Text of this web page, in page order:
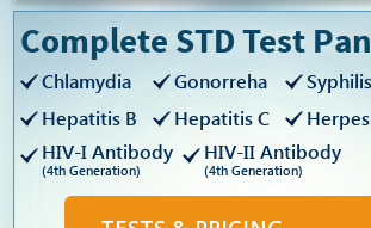
Complete STD Test
Chlamydia Gonorreha
Syphilis
Hepatitis B
Hepatitis C
HIV-I Antibody
(4th Generation)
HIV-II Antibody
(4th Generation)